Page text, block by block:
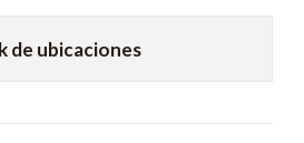
de ubicaciones